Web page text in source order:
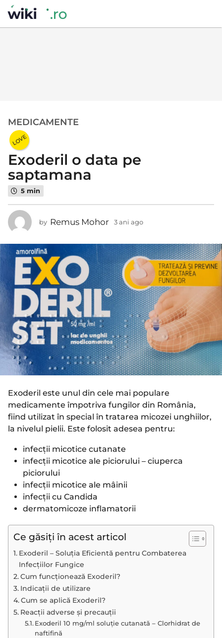
3
a
n
i
a
g
o
3
a
n
i
MEDICAMENTE
LOVE
Exoderil o data pe
saptamana
5 min
by Remus Mohor 3 ani ago
i
a
g
o
Exoderil este unul din cele mai populare
medicamente împotriva fungilor din România,
fiind utilizat în special în tratarea micozei unghiilor,
la nivelul pielii. Este folosit adesea pentru:
infecții micotice cutanate
infecții micotice ale piciorului – ciuperca
piciorului
infecții micotice ale mâinii
infecții cu Candida
dermatomicoze inflamatorii
Ce găsiți în acest articol
Exoderil – Soluția Eficientă pentru Combaterea
Infecțiilor Fungice
Cum funcționează Exoderil?
Indicații de utilizare
Cum se aplică Exoderil?
Reacții adverse și precauții
Exoderil 10 mg/ml soluţie cutanată – Clorhidrat de
naftifină